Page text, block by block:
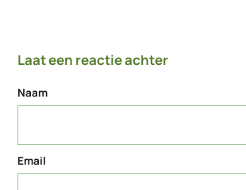
Laat een reactie achter
Naam
Email